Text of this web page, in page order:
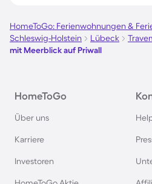
HomeToGo: Ferienwohnungen &
Schleswig-Holstein
Lübeck
mit Meerblick auf Priwall
HomeToGo
Über uns
Karriere
Investoren